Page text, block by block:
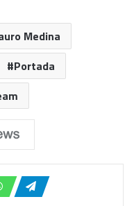
Medina
Portada